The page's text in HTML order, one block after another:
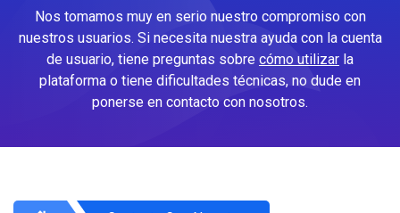
Nos tomamos muy en serio nuestro compromiso con
nuestros usuarios. Si necesita nuestra ayuda con la cuenta
de usuario, tiene preguntas sobre cómo utilizar la
plataforma o tiene dificultades técnicas, no dude en
ponerse en contacto con nosotros.